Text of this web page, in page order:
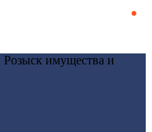
Розыск имущества и